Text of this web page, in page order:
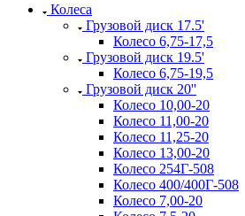
Колеса
Грузовой диск 17.5'
Колесо 6,75-17,5
Грузовой диск 19.5'
Колесо 6,75-19,5
Грузовой диск 20''
Колесо 10,00-20
Колесо 11,00-20
Колесо 11,25-20
Колесо 13,00-20
Колесо 254Г-508
Колесо 400/400Г-508
Колесо 7,00-20